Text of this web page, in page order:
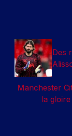
Des
Manchester
la